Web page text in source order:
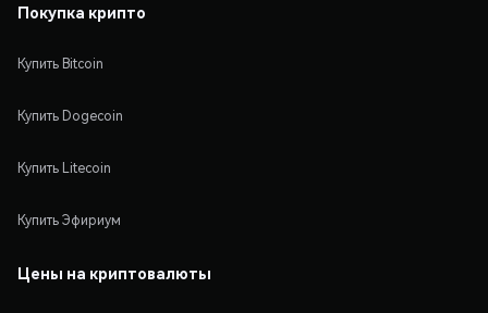
Покупка крипто
Купить Bitcoin
Купить Dogecoin
Купить Litecoin
Купить Эфириум
Цены на криптовалюты